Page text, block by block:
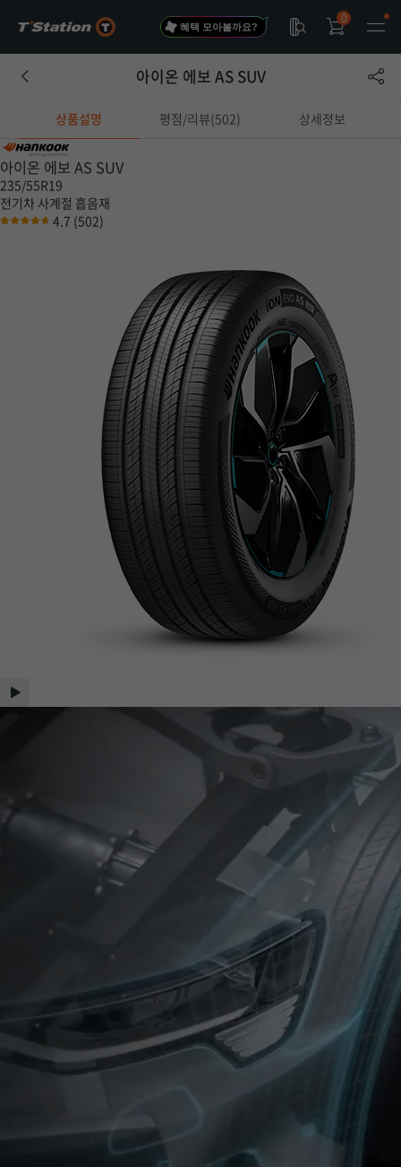
혜택 모아볼까요?
0
아이온 에보 AS SUV
상품설명 평점/리뷰(502) 상세정보
아이온 에보 AS SUV
235/55R19
전기차 사계절 흡음재
4.7 (502)